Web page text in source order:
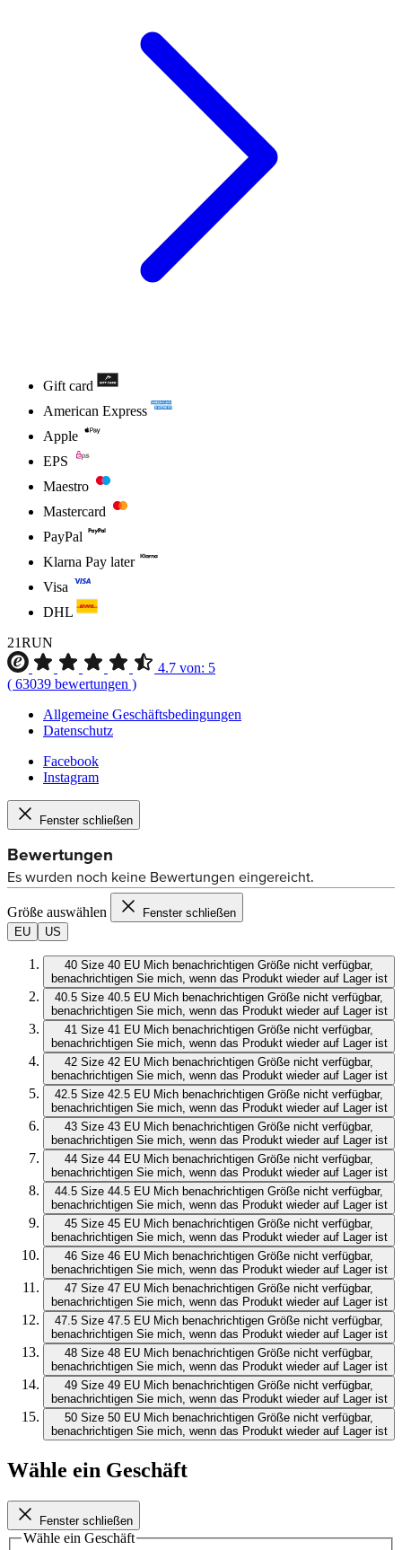
Gift card
American Express
Apple
EPS
Maestro
Mastercard
PayPal
Klarna Pay later
Visa
DHL
21RUN
4.7 von: 5
( 63039 bewertungen )
Allgemeine Geschäftsbedingungen
Datenschutz
Facebook
Instagram
Fenster schließen
Größe auswählen
Fenster schließen
EU
US
40 Size 40 EU Mich benachrichtigen Größe nicht verfügbar,
benachrichtigen Sie mich, wenn das Produkt wieder auf Lager ist
40.5 Size 40.5 EU Mich benachrichtigen Größe nicht verfügbar,
benachrichtigen Sie mich, wenn das Produkt wieder auf Lager ist
41 Size 41 EU Mich benachrichtigen Größe nicht verfügbar,
benachrichtigen Sie mich, wenn das Produkt wieder auf Lager ist
42 Size 42 EU Mich benachrichtigen Größe nicht verfügbar,
benachrichtigen Sie mich, wenn das Produkt wieder auf Lager ist
42.5 Size 42.5 EU Mich benachrichtigen Größe nicht verfügbar,
benachrichtigen Sie mich, wenn das Produkt wieder auf Lager ist
43 Size 43 EU Mich benachrichtigen Größe nicht verfügbar,
benachrichtigen Sie mich, wenn das Produkt wieder auf Lager ist
44 Size 44 EU Mich benachrichtigen Größe nicht verfügbar,
benachrichtigen Sie mich, wenn das Produkt wieder auf Lager ist
44.5 Size 44.5 EU Mich benachrichtigen Größe nicht verfügbar,
benachrichtigen Sie mich, wenn das Produkt wieder auf Lager ist
45 Size 45 EU Mich benachrichtigen Größe nicht verfügbar,
benachrichtigen Sie mich, wenn das Produkt wieder auf Lager ist
46 Size 46 EU Mich benachrichtigen Größe nicht verfügbar,
benachrichtigen Sie mich, wenn das Produkt wieder auf Lager ist
47 Size 47 EU Mich benachrichtigen Größe nicht verfügbar,
benachrichtigen Sie mich, wenn das Produkt wieder auf Lager ist
47.5 Size 47.5 EU Mich benachrichtigen Größe nicht verfügbar,
benachrichtigen Sie mich, wenn das Produkt wieder auf Lager ist
48 Size 48 EU Mich benachrichtigen Größe nicht verfügbar,
benachrichtigen Sie mich, wenn das Produkt wieder auf Lager ist
49 Size 49 EU Mich benachrichtigen Größe nicht verfügbar,
benachrichtigen Sie mich, wenn das Produkt wieder auf Lager ist
50 Size 50 EU Mich benachrichtigen Größe nicht verfügbar,
benachrichtigen Sie mich, wenn das Produkt wieder auf Lager ist
Wähle ein Geschäft
Fenster schließen
Wähle ein Geschäft